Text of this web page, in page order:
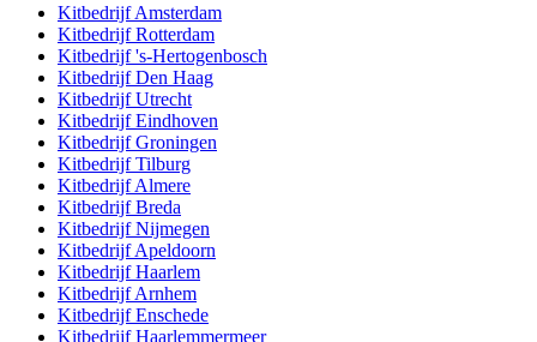
KitbedrijfAmsterdam
KitbedrijfRotterdam
Kitbedrijf's-Hertogenbosch
KitbedrijfDen Haag
KitbedrijfUtrecht
KitbedrijfEindhoven
KitbedrijfGroningen
KitbedrijfTilburg
KitbedrijfAlmere
KitbedrijfBreda
KitbedrijfNijmegen
KitbedrijfApeldoorn
KitbedrijfHaarlem
KitbedrijfArnhem
KitbedrijfEnschede
KitbedrijfHaarlemmermeer